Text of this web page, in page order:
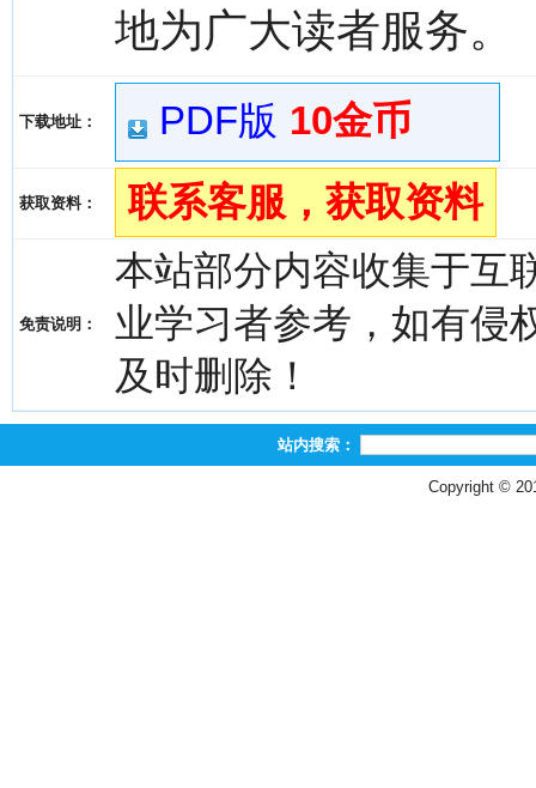
地为广大读者服务。
下载地址： PDF版 10金币
获取资料： 联系客服，获取资料
免责说明：
本站部分内容收集于互
业学习者参考，如有侵
及时删除！
站内搜索：
Copyright ©